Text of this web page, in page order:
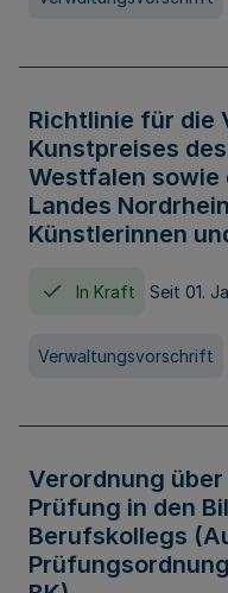
Richtlinie für die
Kunstpreises
Westfalen sowie
Landes
Künstlerinnen
In Kraft Seit 01.
Verwaltungsvorschrift
Verordnung
Prüfung in den
Berufskollegs